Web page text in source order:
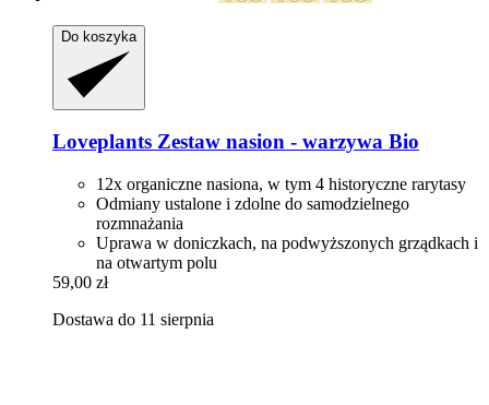
Do koszyka
Loveplants Zestaw nasion -​ warzywa Bio
12x organiczne nasiona, w tym 4 historyczne rarytasy
Odmiany ustalone i zdolne do samodzielnego
rozmnażania
Uprawa w doniczkach, na podwyższonych grządkach i
na otwartym polu
59,00 zł
Dostawa do 11 sierpnia